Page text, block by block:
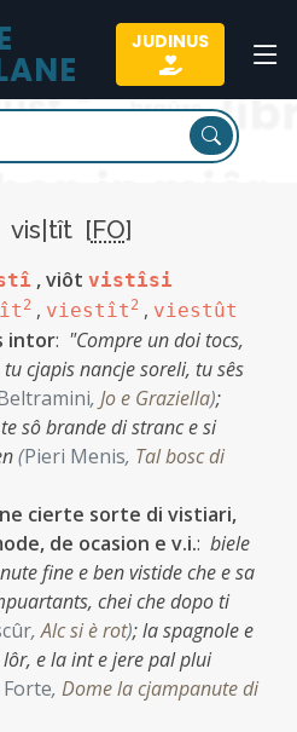
JUDINUS
vis|tît [FO]
,viôt vistîsi
2 , viestît 2 , viestût
intor: "Compre un doi tocs,
cjapis nancje soreli, tu sês
, Jo e Graziella);
sô brande di stranc e si
(Pieri Menis, Tal bosc di
cierte sorte di vistiari,
de ocasion e v.i.: biele
fine e ben vistide che e sa
chei che dopo ti
,Alc si è rot);la spagnole e
e la int e jere pal plui
, Dome la cjampanute di